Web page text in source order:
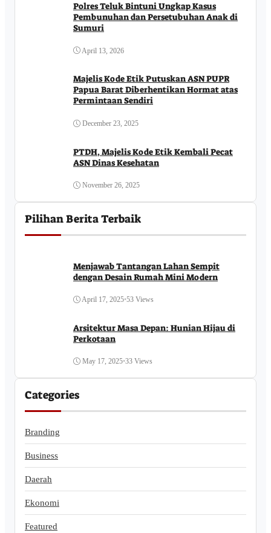
Polres Teluk Bintuni Ungkap Kasus
Pembunuhan dan Persetubuhan Anak di
Sumuri
April 13, 2026
Majelis Kode Etik Putuskan ASN PUPR
Papua Barat Diberhentikan Hormat atas
Permintaan Sendiri
December 23, 2025
PTDH, Majelis Kode Etik Kembali Pecat
ASN Dinas Kesehatan
November 26, 2025
Pilihan Berita Terbaik
Menjawab Tantangan Lahan Sempit
dengan Desain Rumah Mini Modern
April 17, 2025•53 Views
Arsitektur Masa Depan: Hunian Hijau di
Perkotaan
May 17, 2025•33 Views
Categories
Branding
Business
Daerah
Ekonomi
Featured